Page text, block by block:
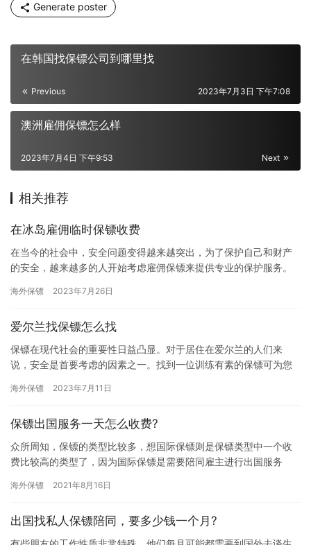
Generate poster
在韩国找保镖公司到哪里找
Previous 2023年7月3日 下午7:08
澳洲雇佣保镖怎么样
Next
2023年7月4日 下午9:53
相关推荐
在冰岛雇佣临时保镖收费
在当今的社会中，安全问题变得越来越突出，为了保护自己和财产
的安全，越来越多的人开始考虑雇佣保镖来提供专业的保护服务。
来。然而…
海外保镖 2023年7月26日
爱尔兰找保镖怎么找
保镖在现代社会的重要性日益凸显。对于居住在爱尔兰的人们来
说，安全是首要考虑的因素之一。找到一位训练有素的保镖可为您
确您的…
海外保镖 2023年7月11日
保镖出国服务一天怎么收费?
众所周知，保镖的类型比较多，想国际保镖则是保镖类型中一个收
费比较高的类型了，因为国际保镖是需要陪同雇主进行出国服务
险的几率…
海外保镖 2021年8月16日
出国找私人保镖陪同，要多少钱一个月?